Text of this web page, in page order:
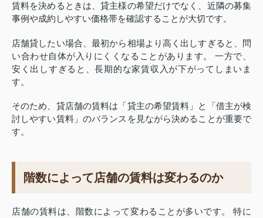
賃料を決めるときは、貸主様の希望だけでなく、近隣の募集
事例や成約しやすい価格帯を確認することが大切です。
店舗貸したい場合、最初から相場より高く出しすぎると、問
い合わせ自体が入りにくくなることがあります。 一方で、
安く出しすぎると、長期的な家賃収入が下がってしまいま
す。
そのため、貸店舗の賃料は「貸主の希望賃料」と「借主が検
討しやすい賃料」のバランスを見ながら決めることが重要で
す。
階数によって店舗の賃料は変わるのか
店舗の賃料は、階数によって変わることが多いです。 特に